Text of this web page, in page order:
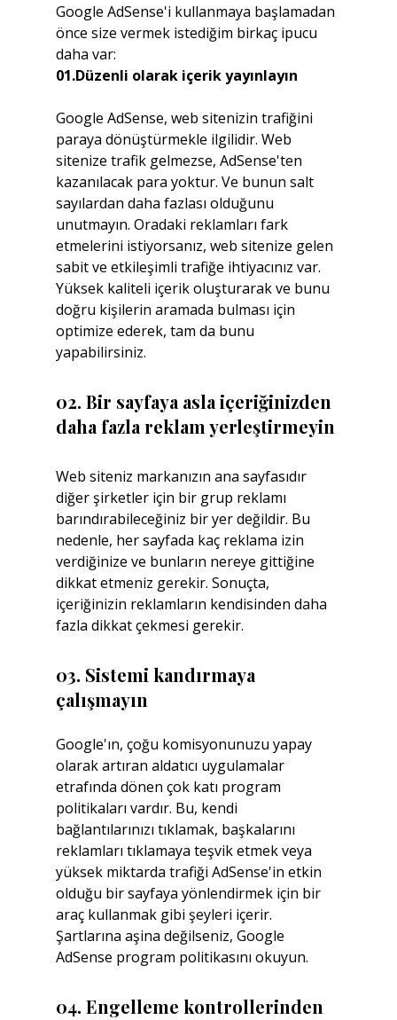
Google AdSense'i kullanmaya başlamadan
önce size vermek istediğim birkaç ipucu
daha var:
01.Düzenli olarak içerik yayınlayın
Google AdSense, web sitenizin trafiğini
paraya dönüştürmekle ilgilidir. Web
sitenize trafik gelmezse, AdSense'ten
kazanılacak para yoktur. Ve bunun salt
sayılardan daha fazlası olduğunu
unutmayın. Oradaki reklamları fark
etmelerini istiyorsanız, web sitenize gelen
sabit ve etkileşimli trafiğe ihtiyacınız var.
Yüksek kaliteli içerik oluşturarak ve bunu
doğru kişilerin aramada bulması için
optimize ederek, tam da bunu
yapabilirsiniz.
02. Bir sayfaya asla içeriğinizden
daha fazla reklam yerleştirmeyin
Web siteniz markanızın ana sayfasıdır
diğer şirketler için bir grup reklamı
barındırabileceğiniz bir yer değildir. Bu
nedenle, her sayfada kaç reklama izin
verdiğinize ve bunların nereye gittiğine
dikkat etmeniz gerekir. Sonuçta,
içeriğinizin reklamların kendisinden daha
fazla dikkat çekmesi gerekir.
03. Sistemi kandırmaya
çalışmayın
Google'ın, çoğu komisyonunuzu yapay
olarak artıran aldatıcı uygulamalar
etrafında dönen çok katı program
politikaları vardır. Bu, kendi
bağlantılarınızı tıklamak, başkalarını
reklamları tıklamaya teşvik etmek veya
yüksek miktarda trafiği AdSense'in etkin
olduğu bir sayfaya yönlendirmek için bir
araç kullanmak gibi şeyleri içerir.
Şartlarına aşina değilseniz, Google
AdSense program politikasını okuyun.
04. Engelleme kontrollerinden